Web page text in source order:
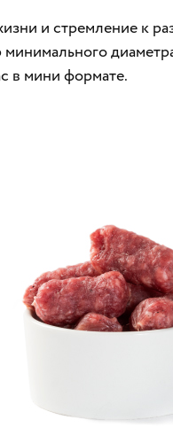
и стремление к
в мини формате.